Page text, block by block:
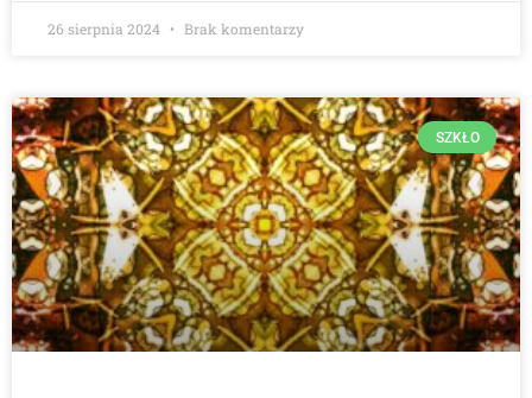
26 sierpnia 2024 Brak komentarzy
SZKŁO